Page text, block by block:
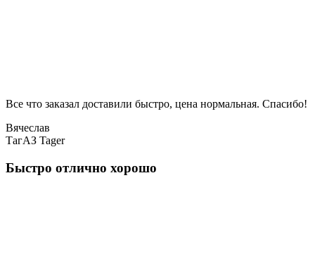
Все что заказал доставили быстро, цена нормальная. Спасибо!
Вячеслав
ТагАЗ Tager
Быстро отлично хорошо